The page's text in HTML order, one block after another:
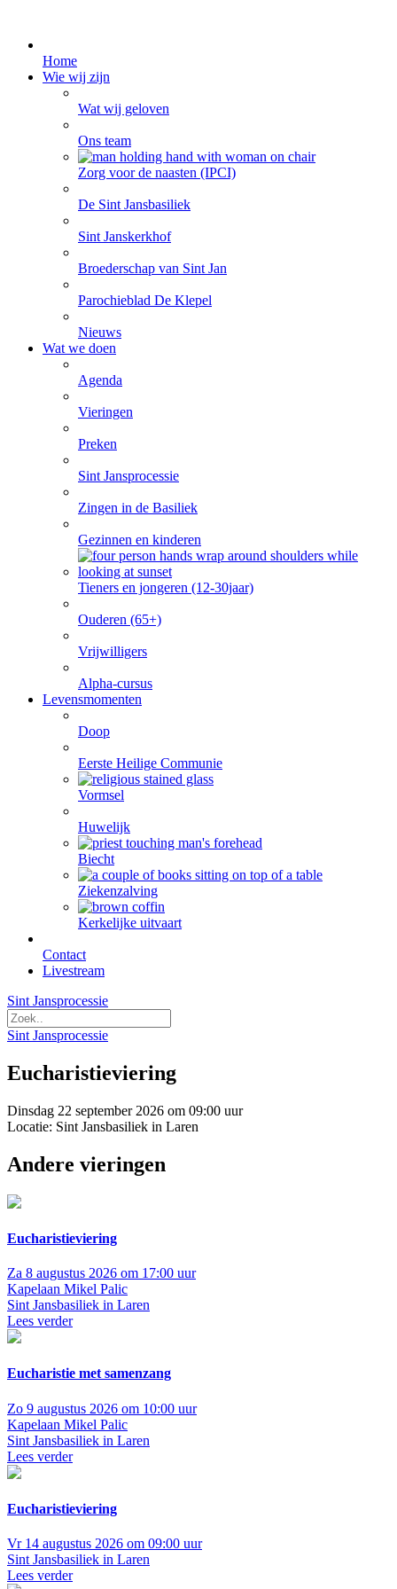
Home
Wie wij zijn
Wat wij geloven
Ons team
Zorg voor de naasten (IPCI)
De Sint Jansbasiliek
Sint Janskerkhof
Broederschap van Sint Jan
Parochieblad De Klepel
Nieuws
Wat we doen
Agenda
Vieringen
Preken
Sint Jansprocessie
Zingen in de Basiliek
Gezinnen en kinderen
Tieners en jongeren (12-30jaar)
Ouderen (65+)
Vrijwilligers
Alpha-cursus
Levensmomenten
Doop
Eerste Heilige Communie
Vormsel
Huwelijk
Biecht
Ziekenzalving
Kerkelijke uitvaart
Contact
Livestream
Sint Jansprocessie
Sint Jansprocessie
Eucharistieviering
Dinsdag 22 september 2026 om 09:00 uur
Locatie: Sint Jansbasiliek in Laren
Andere vieringen
Eucharistieviering
Za 8 augustus 2026 om 17:00 uur
Kapelaan Mikel Palic
Sint Jansbasiliek in Laren
Lees verder
Eucharistie met samenzang
Zo 9 augustus 2026 om 10:00 uur
Kapelaan Mikel Palic
Sint Jansbasiliek in Laren
Lees verder
Eucharistieviering
Vr 14 augustus 2026 om 09:00 uur
Sint Jansbasiliek in Laren
Lees verder